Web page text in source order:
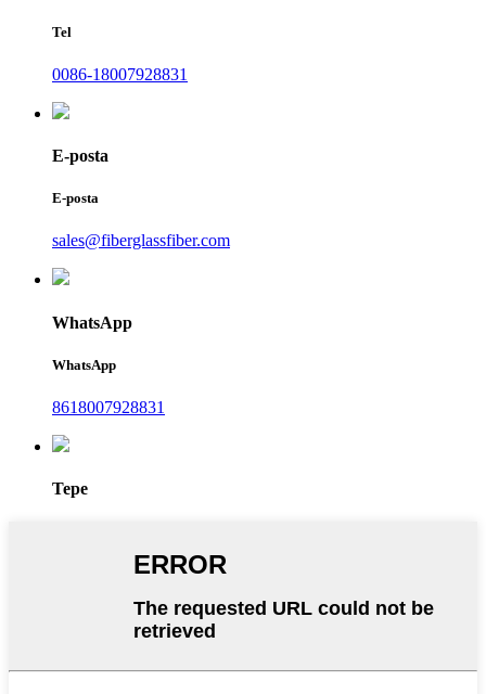
Tel
0086-18007928831
E-posta
E-posta
sales@fiberglassfiber.com
WhatsApp
WhatsApp
8618007928831
Tepe